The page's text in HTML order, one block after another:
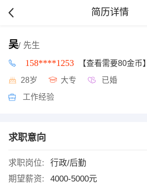
简历详情
吴/ 先生
158****1253 【查看需要80金币】
28岁 大专 已婚
工作经验
求职意向
求职岗位:
行政/后勤
期望薪资:
4000-5000元